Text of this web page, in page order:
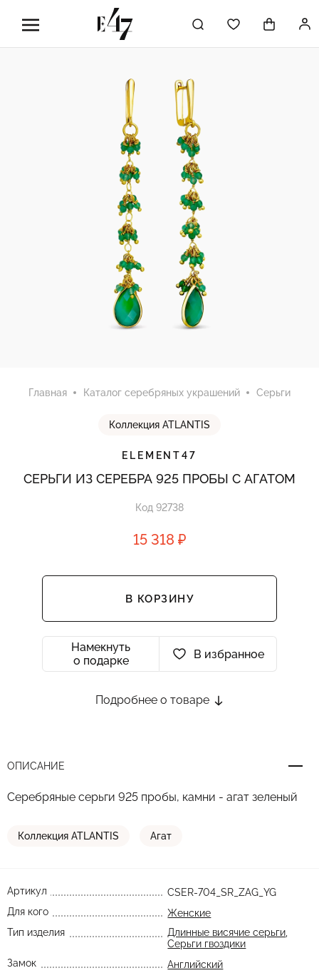
Главная Каталог серебряных украшений Серьги
Коллекция ATLANTIS
ELEMENT47
СЕРЬГИ ИЗ СЕРЕБРА 925 ПРОБЫ С АГАТОМ
Код 92738
15 318 ₽
В КОРЗИНУ
Намекнуть
о подарке
В избранное
Подробнее о товаре
ОПИСАНИЕ
Серебряные серьги 925 пробы, камни - агат зеленый
Коллекция ATLANTIS Агат
Артикул
CSER-704_SR_ZAG_YG
Для кого
Женские
Тип изделия
Длинные висячие серьги
Серьги гвоздики
Замок
Английский